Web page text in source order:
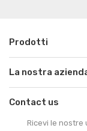
Prodotti
La nostra
Contact us
Ricevi le nostre